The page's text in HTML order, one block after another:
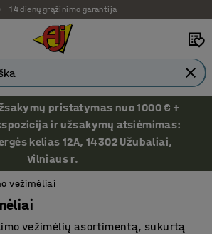
Ekspozicija Vilniuje
pristatymas nuo 1000 € +
ir užsakymų atsiėmimas:
kelias 12A, 14302 Užubaliai,
Vilniaus r.
vežimėliai
vežimėlių asortimentą, sukurtą